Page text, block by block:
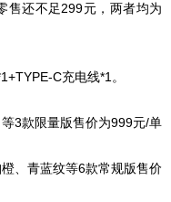
售还不足299元，两者均为
C充电线*1。
3款限量版售价为999元/单
、青蓝纹等6款常规版售价